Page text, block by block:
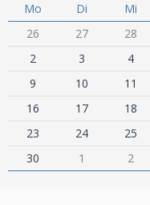
Mo Di Mi
26
27 28
2
3 4
9
10 11
16
17 18
23
24 25
30
1 2